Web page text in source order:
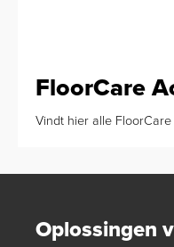
FloorCare
Vindt hier alle
Oplossingen